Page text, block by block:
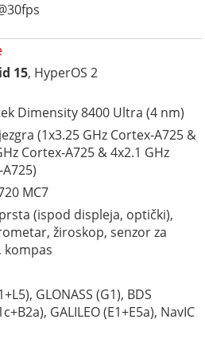
15, HyperOS 2
Dimensity 8400 Ultra (4 nm)
(1x3.25 GHz Cortex-A725 &
Cortex-A725 & 4x2.1 GHz
MC7
(ispod displeja, optički),
žiroskop, senzor za
kompas
GLONASS (G1), BDS
GALILEO (E1+E5a), NavIC